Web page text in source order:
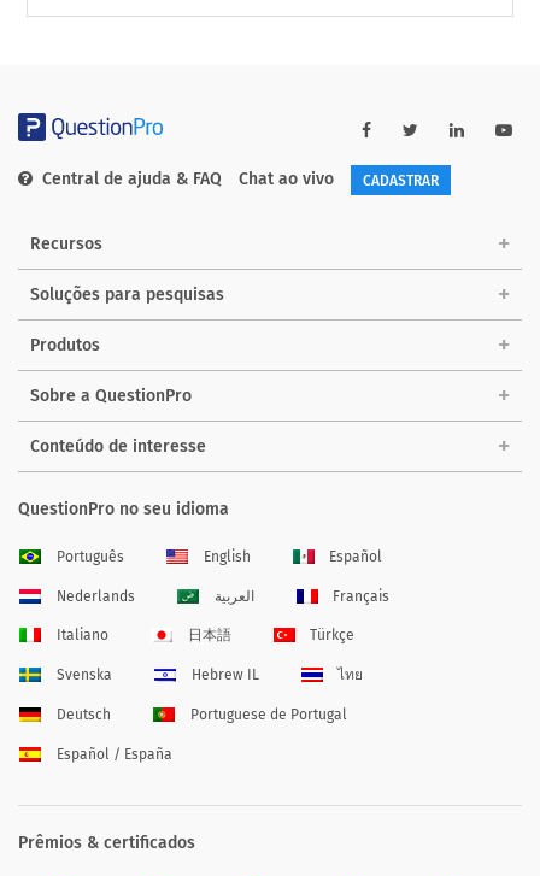
Central de ajuda & FAQ Chat ao vivo CADASTRAR
Recursos
Soluções para pesquisas
Produtos
Sobre a QuestionPro
Conteúdo de interesse
QuestionPro no seu idioma
Português English Español
Nederlands العربية Français
Italiano 日本語 Türkçe
Svenska Hebrew IL ไทย
Deutsch Portuguese de Portugal
Español / España
Prêmios & certificados